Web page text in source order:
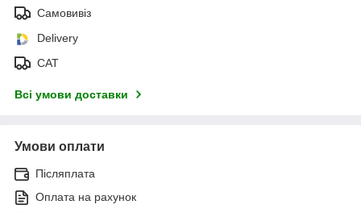
Самовивіз
Delivery
САТ
Всі умови доставки
Умови оплати
Післяплата
Оплата на рахунок